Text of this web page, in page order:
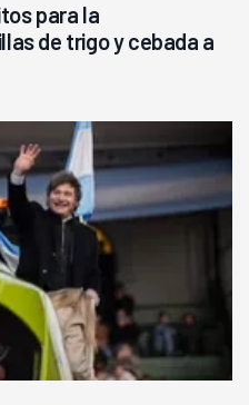
para la
de trigo y cebada a